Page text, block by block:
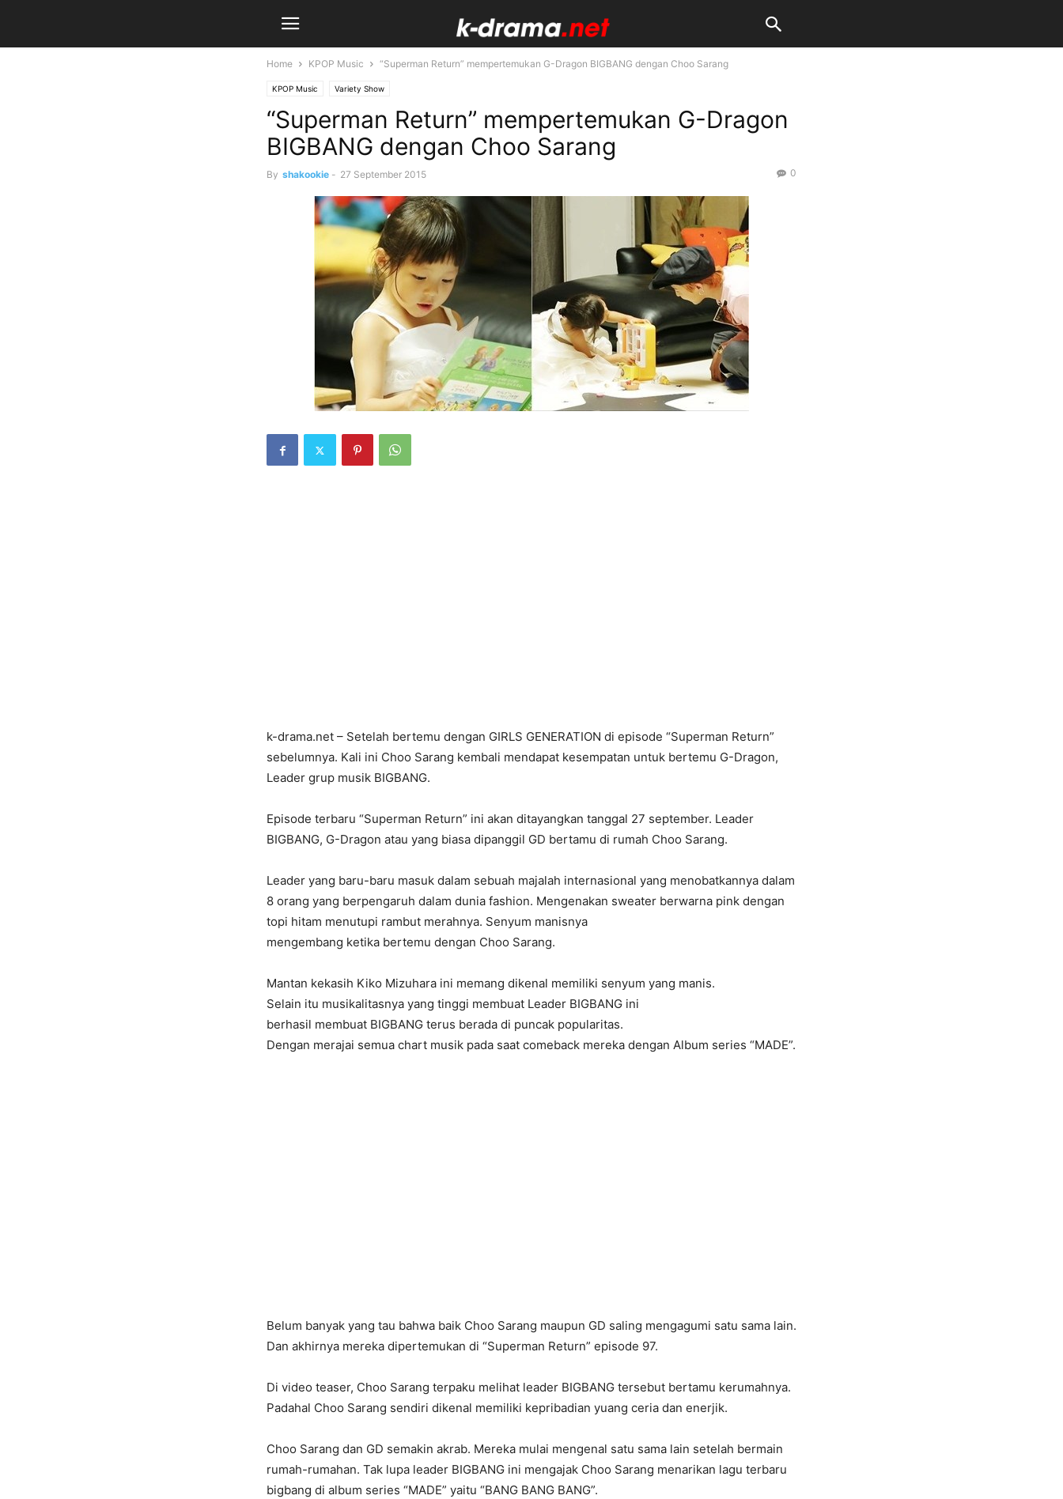
Home KPOP Music “Superman Return” mempertemukan G-Dragon BIGBANG dengan Choo Sarang
KPOP Music Variety Show
“Superman Return” mempertemukan G-Dragon
BIGBANG dengan Choo Sarang
By shakookie - 27 September 2015 0
k-drama.net – Setelah bertemu dengan GIRLS GENERATION di episode “Superman Return”
sebelumnya. Kali ini Choo Sarang kembali mendapat kesempatan untuk bertemu G-Dragon,
Leader grup musik BIGBANG.
Episode terbaru “Superman Return” ini akan ditayangkan tanggal 27 september. Leader
BIGBANG, G-Dragon atau yang biasa dipanggil GD bertamu di rumah Choo Sarang.
Leader yang baru-baru masuk dalam sebuah majalah internasional yang menobatkannya dalam
8 orang yang berpengaruh dalam dunia fashion. Mengenakan sweater berwarna pink dengan
topi hitam menutupi rambut merahnya. Senyum manisnya
mengembang ketika bertemu dengan Choo Sarang.
Mantan kekasih Kiko Mizuhara ini memang dikenal memiliki senyum yang manis.
Selain itu musikalitasnya yang tinggi membuat Leader BIGBANG ini
berhasil membuat BIGBANG terus berada di puncak popularitas.
Dengan merajai semua chart musik pada saat comeback mereka dengan Album series “MADE”.
Belum banyak yang tau bahwa baik Choo Sarang maupun GD saling mengagumi satu sama lain.
Dan akhirnya mereka dipertemukan di “Superman Return” episode 97.
Di video teaser, Choo Sarang terpaku melihat leader BIGBANG tersebut bertamu kerumahnya.
Padahal Choo Sarang sendiri dikenal memiliki kepribadian yuang ceria dan enerjik.
Choo Sarang dan GD semakin akrab. Mereka mulai mengenal satu sama lain setelah bermain
rumah-rumahan. Tak lupa leader BIGBANG ini mengajak Choo Sarang menarikan lagu terbaru
bigbang di album series “MADE” yaitu “BANG BANG BANG”.